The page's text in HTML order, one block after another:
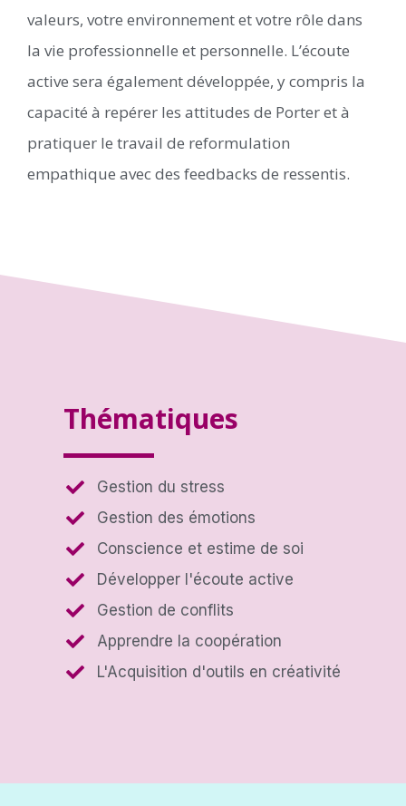
valeurs, votre environnement et votre rôle dans
la vie professionnelle et personnelle. L’écoute
active sera également développée, y compris la
capacité à repérer les attitudes de Porter et à
pratiquer le travail de reformulation
empathique avec des feedbacks de ressentis.
Thématiques
Gestion du stress
Gestion des émotions
Conscience et estime de soi
Développer l'écoute active
Gestion de conflits
Apprendre la coopération
L'Acquisition d'outils en créativité